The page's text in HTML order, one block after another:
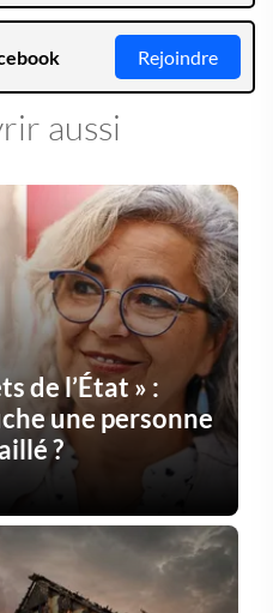
Rejoindre
aussi
de l’État » :
une personne
?